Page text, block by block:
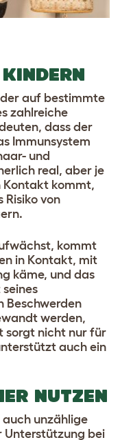
auf bestimmte
zahlreiche
dass der
Immunsystem
und
real, aber je
Kontakt kommt,
Risiko von
kommt
in Kontakt, mit
käme, und das
Beschwerden
werden,
sorgt nicht nur für
auch ein
NUTZEN
unzählige
Unterstützung bei